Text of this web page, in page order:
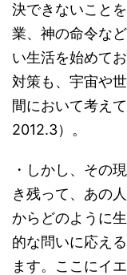
決できないこと
業、神の命令な
い生活を始めて
対策も、宇宙や
間において考え
2012.3）。
・しかし、その
き残って、あの
からどのように
的な問いに応え
ます。ここにイ